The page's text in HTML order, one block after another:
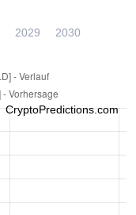
2029 2030
CryptoPredictions.com